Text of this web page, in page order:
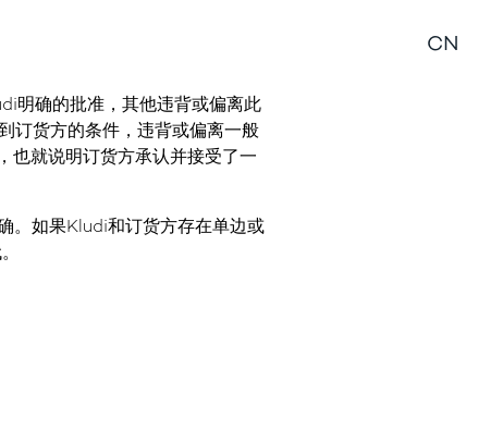
CN
明确的批准，其他违背或偏离此
订货方的条件，违背或偏离一般
也就说明订货方承认并接受了一
。如果Kludi和订货方存在单边或